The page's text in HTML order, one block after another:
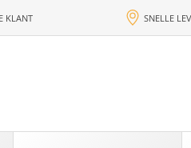
KLANT SNELLE